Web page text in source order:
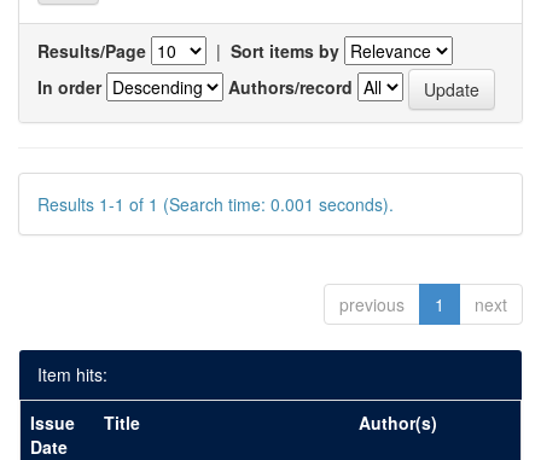
Results/Page | Sort items by
In order
Authors/record
Results 1-1 of 1 (Search time: 0.001 seconds).
previous 1 next
Item hits:
Issue
Date
Title Author(s)